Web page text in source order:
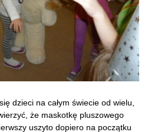
dzieci na całym świecie od wielu,
że maskotkę pluszowego
uszyto dopiero na początku